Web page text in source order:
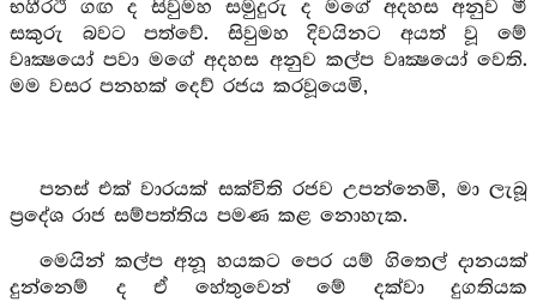
භගීරථි ගඟ ද සිවුමහ සමුදුරු ද මගේ අදහස අනුව මී
සකුරු බවට පත්වේ. සිවුමහ දිවයිනට අයත් වූ මේ
වෘක්‍ෂයෝ පවා මගේ අදහස අනුව කල්ප වෘක්‍ෂයෝ වෙති.
මම වසර පනහක් දෙව් රජය කරවූයෙමි,
පනස් එක් වාරයක් සක්විති රජව උපන්නෙමි, මා ලැබූ
ප්‍රදේශ රාජ සම්පත්තිය පමණ කළ නොහැක.
මෙයින් කල්ප අනූ හයකට පෙර යම් ගිතෙල් දානයක්
දුන්නෙම් ද ඒ හේතුවෙන් මේ දක්වා දුගතියක